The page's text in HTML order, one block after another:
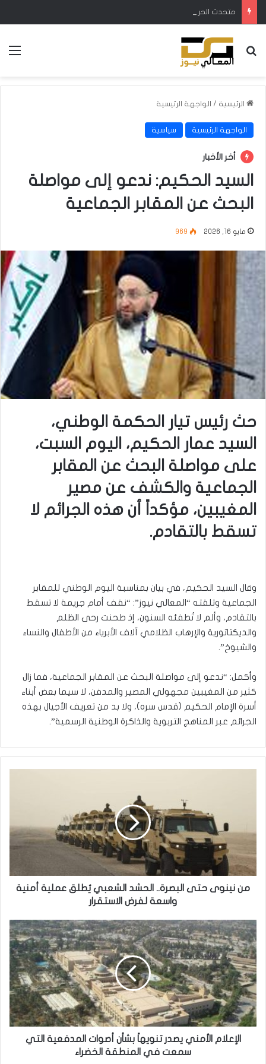
بحث عن
الرئيسية / الواجهة الرئيسية
الواجهة الرئيسية سياسية
أخر الأخبار
السيد الحكيم: ندعو إلى مواصلة
البحث عن المقابر الجماعية
مايو 16, 2026 969
حث رئيس تيار الحكمة الوطني،
السيد عمار الحكيم، اليوم السبت،
على مواصلة البحث عن المقابر
الجماعية والكشف عن مصير
المغيبين، مؤكداً أن هذه الجرائم لا
تسقط بالتقادم.
وقال السيد الحكيم، في بيان بمناسبة اليوم الوطني للمقابر
الجماعية وتلقته “المعالي نيوز”: “نقف أمام جريمة لا تسقط
بالتقادم، وألم لا تُطفئه السنون، إذ طحنت رحى الظلم
والديكتاتورية والإرهاب الظلامي آلاف الأبرياء من الأطفال والنساء
والشيوخ”.
وأكمل: “ندعو إلى مواصلة البحث عن المقابر الجماعية، فما زال
كثير من المغيبين مجهولي المصير والمدفن، لا سيما بعض أبناء
أسرة الإمام الحكيم (قدس سره)، ولا بد من تعريف الأجيال بهذه
الجرائم عبر المناهج التربوية والذاكرة الوطنية الرسمية”.
ت
ى
ص
ر
ة
.
.
ا
ل
ح
من نينوى حتى البصرة.. الحشد الشعبي يُطلق عملية أمنية
واسعة لفرض الاستقرار
ل
إ
ع
ل
م
ا
ل
الإعلام الأمني يصدر تنويهاً بشأن أصوات المدفعية التي
سمعت في المنطقة الخضراء